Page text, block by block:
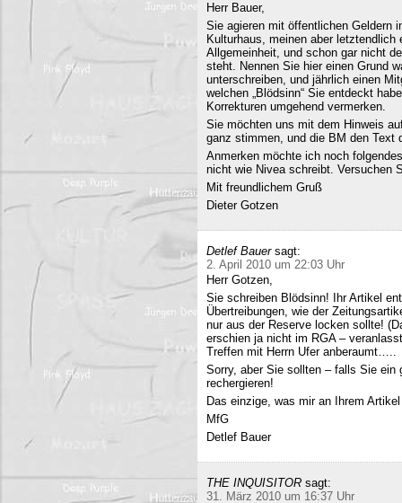
Herr Bauer,
Sie agieren mit öffentlichen Geldern
Kulturhaus, meinen aber
Allgemeinheit, und schon gar nicht
steht. Nennen Sie hier einen Grund
unterschreiben, und jährlich einen
welchen „Blödsinn“ Sie entdeckt
Korrekturen umgehend vermerken.
Sie möchten uns mit dem Hinweis
ganz stimmen, und die BM den Text
Anmerken möchte ich noch
nicht wie Nivea schreibt. Versuchen
Mit freundlichem Gruß
Dieter Gotzen
Detlef Bauer sagt:
2. April 2010 um 22:03 Uhr
Herr Gotzen,
Sie schreiben Blödsinn! Ihr Artikel
Übertreibungen, wie der
nur aus der Reserve locken sollte!
erschien ja nicht im RGA –
Treffen mit Herrn Ufer anberaumt…..
Sorry, aber Sie sollten – falls Sie ein
rechergieren!
Das einzige, was mir an Ihrem
MfG
Detlef Bauer
THE INQUISITOR sagt:
31. März 2010 um 16:37 Uhr